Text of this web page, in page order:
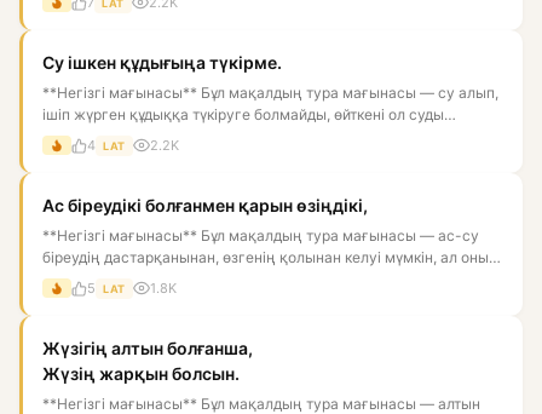
Су ішкен құдығыңа түкірме.
**Негізгі мағынасы** Бұл мақалдың тура мағынасы — су алып,
ішіп жүрген құдыққа түкіруге болмайды, өйткені ол суды
ластай...
4 LAT 2.2K
Ас біреудікі болғанмен қарын өзіңдікі,
**Негізгі мағынасы** Бұл мақалдың тура мағынасы — ас-су
біреудің дастарқанынан, өзгенің қолынан келуі мүмкін, ал оны
қор...
5 LAT 1.8K
Жүзігің алтын болғанша,
Жүзің жарқын болсын.
**Негізгі мағынасы** Бұл мақалдың тура мағынасы — алтын